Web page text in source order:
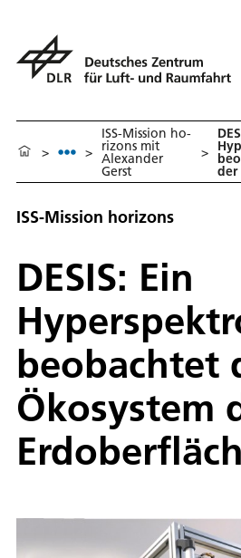
> >
ISS-Mission ho­
ri­z­ons mit
Alexander
Gerst
>
der
ISS-Mission horizons
DESIS: Ein
beobachtet
Ökosystem